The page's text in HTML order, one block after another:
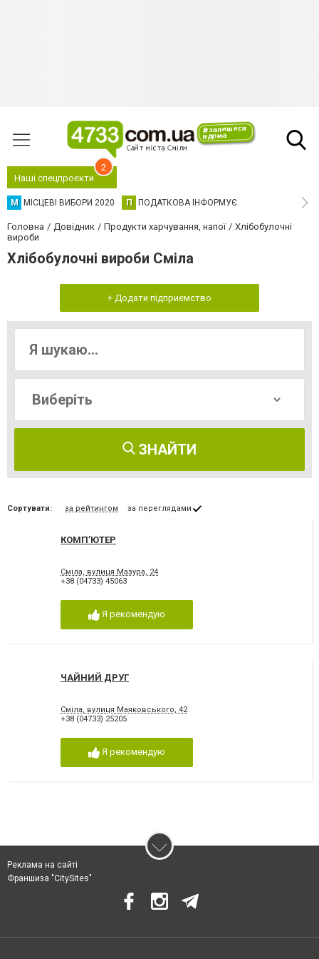
Наші спецпроєкти
2
М МІСЦЕВІ ВИБОРИ 2020 П ПОДАТКОВА ІНФОРМУЄ
Головна Довідник Продукти харчування, напої
Хлібобулочні
вироби
Хлібобулочні вироби Сміла
+ Додати підприємство
ЗНАЙТИ
Сортувати: за рейтингом за переглядами
КОМП’ЮТЕР
Сміла, вулиця Мазура, 24
+38 (04733) 45063
Я рекомендую
ЧАЙНИЙ ДРУГ
Сміла, вулиця Маяковського, 42
+38 (04733) 25205
Я рекомендую
Реклама на сайті
Франшиза "CitySites"